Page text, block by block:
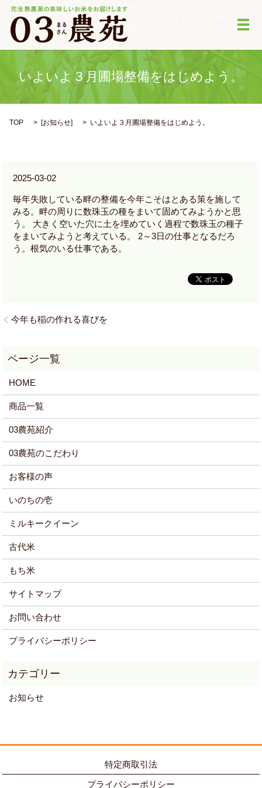
メ
いよいよ３月圃場整備をはじめよう。
TOP [お知らせ] いよいよ３月圃場整備をはじめよう。
2025-03-02
毎年失敗している畔の整備を今年こそはとある策を施して
みる。畔の周りに数珠玉の種をまいて固めてみようかと思
う。 大きく空いた穴に土を埋めていく過程で数珠玉の種子
をまいてみようと考えている。 2～3日の仕事となるだろ
う。根気のいる仕事である。
今年も稲の作れる喜びを
HOME
商品一覧
03農苑紹介
03農苑のこだわり
お客様の声
いのちの壱
ミルキークイーン
古代米
もち米
サイトマップ
お問い合わせ
プライバシーポリシー
お知らせ
特定商取引法
プライバシーポリシー